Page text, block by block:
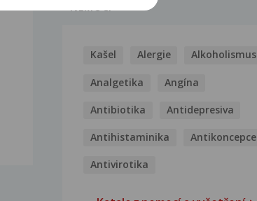
NEMOCI
Kašel Alergie Alkoholismus
Analgetika Angína
Antibiotika Antidepresiva
Antihistaminika Antikoncepce
Antivirotika